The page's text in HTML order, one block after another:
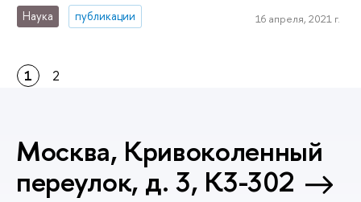
Наука публикации 16 апреля, 2021 г.
1 2
Москва, Кривоколенный
переулок, д. 3, К3-302